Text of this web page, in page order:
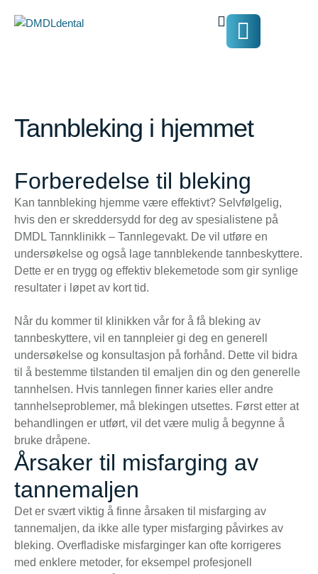
Tannbleking i hjemmet
Forberedelse til bleking
Kan tannbleking hjemme være effektivt? Selvfølgelig,
hvis den er skreddersydd for deg av spesialistene på
DMDL Tannklinikk – Tannlegevakt. De vil utføre en
undersøkelse og også lage tannblekende tannbeskyttere.
Dette er en trygg og effektiv blekemetode som gir synlige
resultater i løpet av kort tid.
Når du kommer til klinikken vår for å få bleking av
tannbeskyttere, vil en tannpleier gi deg en generell
undersøkelse og konsultasjon på forhånd. Dette vil bidra
til å bestemme tilstanden til emaljen din og den generelle
tannhelsen. Hvis tannlegen finner karies eller andre
tannhelseproblemer, må blekingen utsettes. Først etter at
behandlingen er utført, vil det være mulig å begynne å
bruke dråpene.
Årsaker til misfarging av
tannemaljen
Det er svært viktig å finne årsaken til misfarging av
tannemaljen, da ikke alle typer misfarging påvirkes av
bleking. Overfladiske misfarginger kan ofte korrigeres
med enklere metoder, for eksempel profesjonell